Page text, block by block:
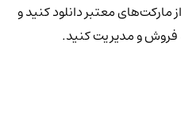
معتبر دانلود کنید و
فروش و مدیریت کنید.